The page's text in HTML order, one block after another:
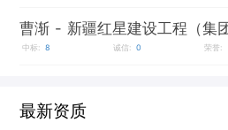
曹渐 - 新疆红星建设工程（集
中标: 8 诚信: 0 荣誉:
最新资质